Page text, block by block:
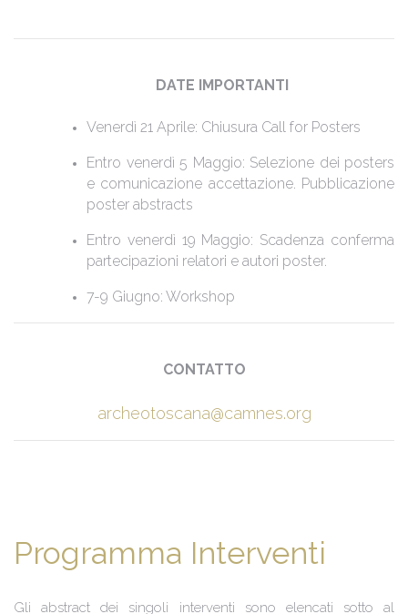
DATE IMPORTANTI
Venerdì 21 Aprile: Chiusura Call for Posters
Entro venerdì 5 Maggio: Selezione dei posters
e comunicazione accettazione. Pubblicazione
poster abstracts
Entro venerdì 19 Maggio: Scadenza conferma
partecipazioni relatori e autori poster.
7-9 Giugno: Workshop
CONTATTO
archeotoscana@camnes.org
Programma Interventi
Gli abstract dei singoli interventi sono elencati sotto al